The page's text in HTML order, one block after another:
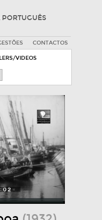
PORTUGUÊS
CONTACTOS
VIDEOS